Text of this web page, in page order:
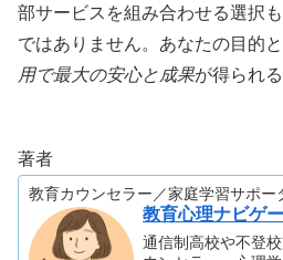
部サービスを組み合わせる選択
ではありません。あなたの目的と
用で最大の安心と成果が得られ
著者
教育カウンセラー／家庭学習サポー
教育心理ナビゲ
通信制高校や不登